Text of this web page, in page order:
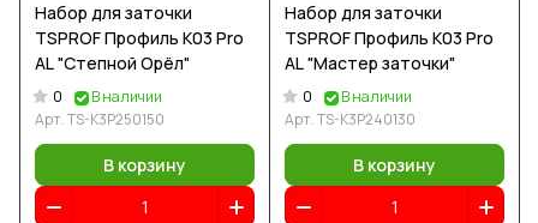
Набор для заточки
TSPROF Профиль К03 Pro
AL "Степной Орёл"
0
В наличии
Арт.TS-K3P250150
В корзину
Набор для заточки
TSPROF Профиль К03 Pro
AL "Мастер заточки"
0
В наличии
Арт.TS-K3P240130
В корзину